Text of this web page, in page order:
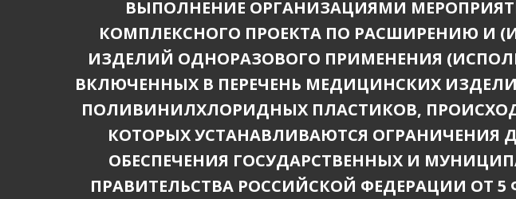
ВЫПОЛНЕНИЕ ОРГАНИЗАЦИЯМИ
КОМПЛЕКСНОГО ПРОЕКТА ПО РАСШИРЕНИЮ И
ИЗДЕЛИЙ ОДНОРАЗОВОГО ПРИМЕНЕНИЯ
ВКЛЮЧЕННЫХ В ПЕРЕЧЕНЬ МЕДИЦИНСКИХ
ПОЛИВИНИЛХЛОРИДНЫХ ПЛАСТИКОВ,
КОТОРЫХ УСТАНАВЛИВАЮТСЯ ОГРАНИЧЕНИЯ
ОБЕСПЕЧЕНИЯ ГОСУДАРСТВЕННЫХ И
ПРАВИТЕЛЬСТВА РОССИЙСКОЙ ФЕДЕРАЦИИ ОТ 5